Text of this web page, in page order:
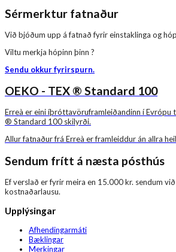
Sérmerktur fatnaður
Við bjóðum upp á fatnað fyrir einstaklinga og
Viltu merkja hópinn þinn ?
Sendu okkur fyrirspurn.
OEKO - TEX ® Standard 100
Erreà er eini íþróttavöruframleiðandinn í Evrópu
® Standard 100 skilyrði.
Allur fatnaður frá Erreà er framleiddur án allra
Sendum frítt á næsta pósthús
Ef verslað er fyrir meira en 15.000 kr. sendum
kostnaðarlausu.
Upplýsingar
Afhendingarmáti
Bæklingar
Merkingar